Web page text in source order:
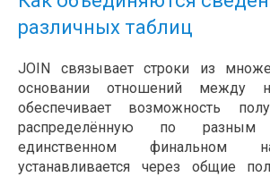
различных таблиц
JOIN связывает строки из
основании отношений между
обеспечивает возможность
распределённую по
единственном финальном
устанавливается через общие